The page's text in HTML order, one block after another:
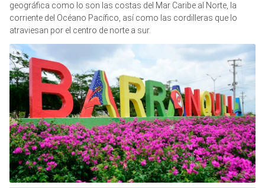
geográfica como lo son las costas del Mar Caribe al Norte, la
corriente del Océano Pacífico, así como las cordilleras que lo
atraviesan por el centro de norte a sur.